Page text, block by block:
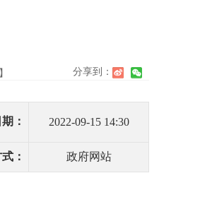
分享到：
： 2022-09-15 14:30
： 政府网站